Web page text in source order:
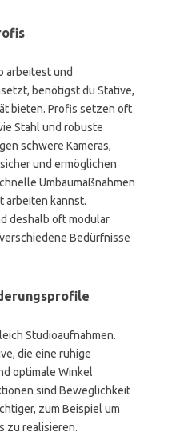
arbeitest und
benötigst du Stative,
bieten. Profis setzen oft
Stahl und robuste
schwere Kameras,
und ermöglichen
Umbaumaßnahmen
arbeiten kannst.
deshalb oft modular
Bedürfnisse
Studioaufnahmen.
die eine ruhige
optimale Winkel
sind Beweglichkeit
zum Beispiel um
zu realisieren.